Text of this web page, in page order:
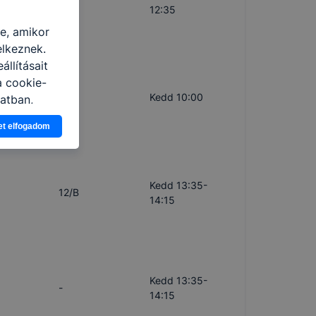
12:35
Kedd 10:00
12/B
Kedd 13:35-
14:15
-
Kedd 13:35-
14:15
amikor
cookie-
honlap a
elfogadom